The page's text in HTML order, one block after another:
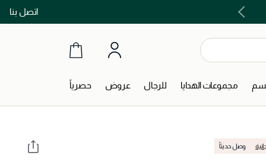
اتصل بنااشتري الآن و ادفع لاحقاً مع تابي و تمارا!
مجموعات الهدايا للرجال عروض حصرياً
وصل حديثاً